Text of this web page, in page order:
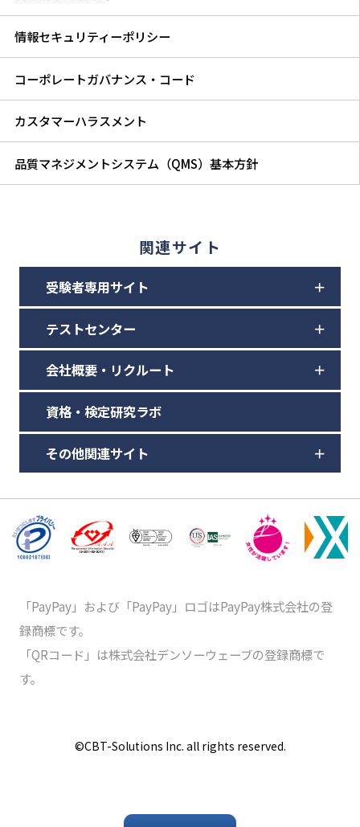
情報セキュリティーポリシー
コーポレートガバナンス・コード
カスタマーハラスメント
品質マネジメントシステム（QMS）基本方針
関連サイト
受験者専用サイト
テストセンター
会社概要・リクルート
資格・検定研究ラボ
その他関連サイト
「PayPay」および「PayPay」ロゴはPayPay株式会社の登
録商標です。
「QRコード」は株式会社デンソーウェーブの登録商標で
す。
©️CBT-Solutions Inc. all rights reserved.